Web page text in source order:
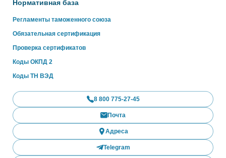
Нормативная база
Регламенты таможенного союза
Обязательная сертификация
Проверка сертификатов
Коды ОКПД 2
Коды ТН ВЭД
8 800 775-27-45
Почта
Адреса
Telegram